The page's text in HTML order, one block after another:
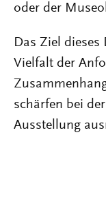
oder der
Das Ziel
Vielfalt der
schärfen bei
Ausstellung